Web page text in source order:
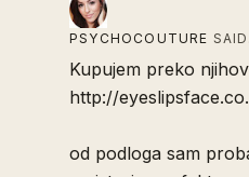
PSYCHOCOUTURE
Kupujem preko
http://
od podloga sam